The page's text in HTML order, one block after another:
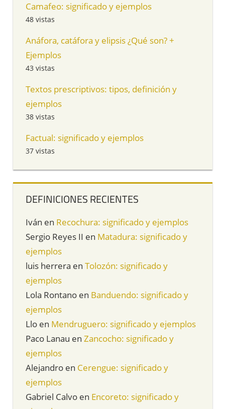
Camafeo: significado y ejemplos
48 vistas
Anáfora, catáfora y elipsis ¿Qué son? +
Ejemplos
43 vistas
Textos prescriptivos: tipos, definición y
ejemplos
38 vistas
Factual: significado y ejemplos
37 vistas
DEFINICIONES RECIENTES
Iván en Recochura: significado y ejemplos
Sergio Reyes II en Matadura: significado y
ejemplos
luis herrera en Tolozón: significado y
ejemplos
Lola Rontano en Banduendo: significado y
ejemplos
Llo en Mendruguero: significado y ejemplos
Paco Lanau en Zancocho: significado y
ejemplos
Alejandro en Cerengue: significado y
ejemplos
Gabriel Calvo en Encoreto: significado y